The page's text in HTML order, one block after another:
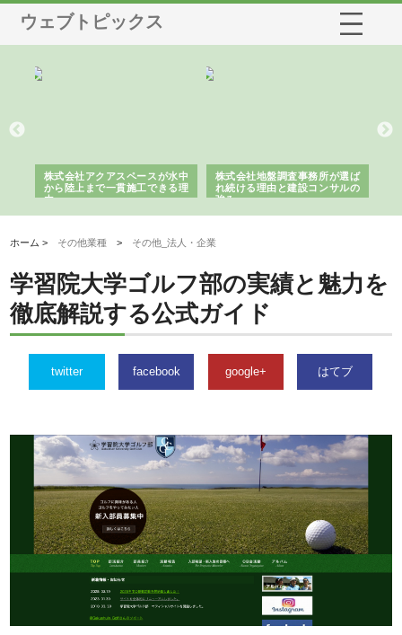
ウェブトピックス
株式会社アクアスペースが水中
から陸上まで一貫施工できる理
由
株式会社地盤調査事務所が選ば
れ続ける理由と建設コンサルの
強み
ホーム > その他業種 > その他_法人・企業
学習院大学ゴルフ部の実績と魅力を
徹底解説する公式ガイド
twitter facebook google+ はてブ